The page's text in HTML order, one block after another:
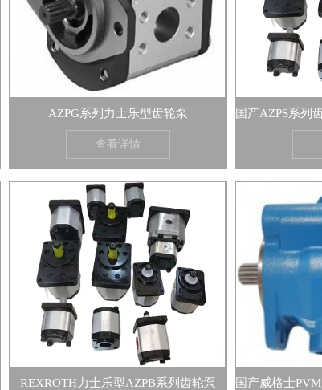
AZPG系列力士乐型齿轮泵
查看详情
REXROTH力士乐型AZPB系列齿轮泵